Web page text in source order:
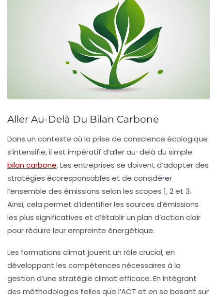
Aller Au-Delà Du Bilan Carbone
Dans un contexte où la prise de conscience écologique
s’intensifie, il est impératif d’allerau-delà du simple
bilan carbone. Les entreprises se doivent d’adopter des
stratégies écoresponsables et de considérer
l’ensemble des émissions selon les scopes 1, 2 et 3.
Ainsi, cela permet d’identifier les sources d’émissions
les plus significatives et d’établir un plan d’action clair
pour réduire leur empreinte énergétique.
Les formations climat jouent un rôle crucial, en
développant les compétences nécessaires à la
gestion d’une stratégie climat efficace. En intégrant
des méthodologies telles que l’ACT et en se basant sur